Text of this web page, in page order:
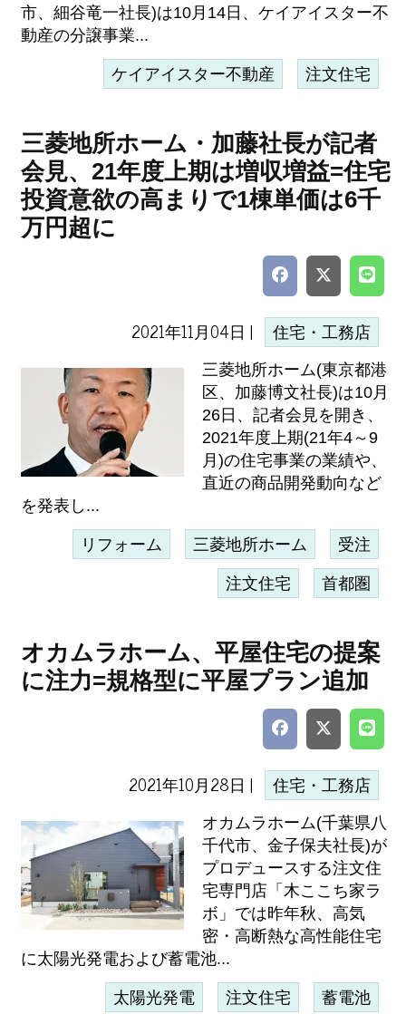
市、細谷竜一社長)は10月14日、ケイアイスター不
動産の分譲事業...
ケイアイスター不動産 注文住宅
三菱地所ホーム・加藤社長が記者
会見、21年度上期は増収増益=住宅
投資意欲の高まりで1棟単価は6千
万円超に
2021年11月04日 | 住宅・工務店
三菱地所ホーム(東京都港
区、加藤博文社長)は10月
26日、記者会見を開き、
2021年度上期(21年4～9
月)の住宅事業の業績や、
直近の商品開発動向など
を発表し...
リフォーム 三菱地所ホーム 受注
注文住宅 首都圏
オカムラホーム、平屋住宅の提案
に注力=規格型に平屋プラン追加
2021年10月28日 | 住宅・工務店
オカムラホーム(千葉県八
千代市、金子保夫社長)が
プロデュースする注文住
宅専門店「木ここち家ラ
ボ」では昨年秋、高気
密・高断熱な高性能住宅
に太陽光発電および蓄電池...
太陽光発電 注文住宅 蓄電池